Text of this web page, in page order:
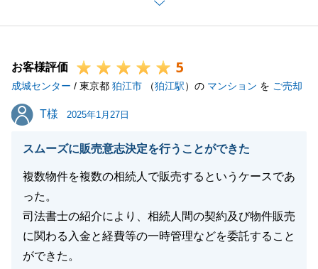
スをご利用頂いたことでスムーズにお住み替えが出来
ました。
ます。
お客様評価 5
成城センター / 東京都 狛江市 （狛江駅）の マンション を ご売却
T様
T様 2025年1月27日
スムーズに販売意志決定を行うことができた
複数物件を複数の相続人で販売するというケースであ
った。
司法書士の紹介により、相続人間の契約及び物件販売
に関わる入金と経費等の一時管理などを委託すること
ができた。